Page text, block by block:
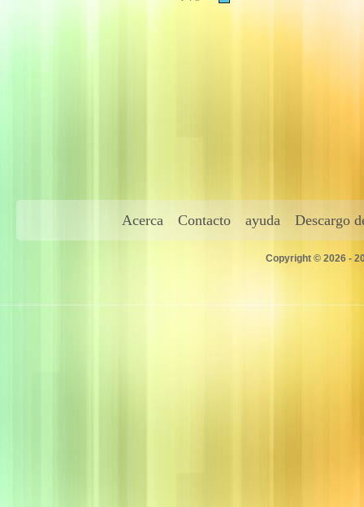
Acerca Contacto ayuda Descargo
Copyright © 2026 -